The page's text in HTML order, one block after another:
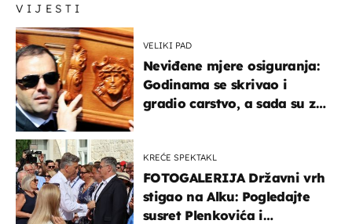
VIJESTI
VELIKI PAD
Neviđene mjere osiguranja:
Godinama se skrivao i
gradio carstvo, a sada su za
KREĆE SPEKTAKL
FOTOGALERIJA Državni vrh
stigao na Alku: Pogledajte
susret Plenkovića i